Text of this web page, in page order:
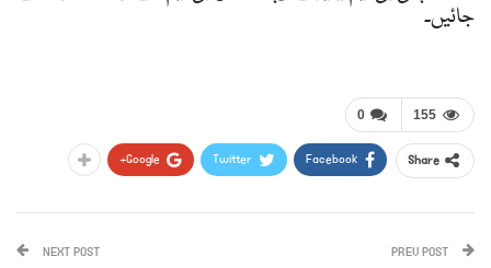
جائیں۔
0 155
Share
Facebook
Twitter
Google+
NEXT POST